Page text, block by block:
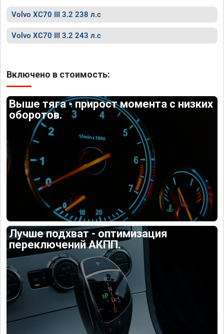
Volvo XC70 III 3.2 238 л.с
Volvo XC70 III 3.2 243 л.с
Включено в стоимость:
Выше тяга - прирост момента с низких
оборотов.
Лучше подхват - оптимизация
переключений АКПП.